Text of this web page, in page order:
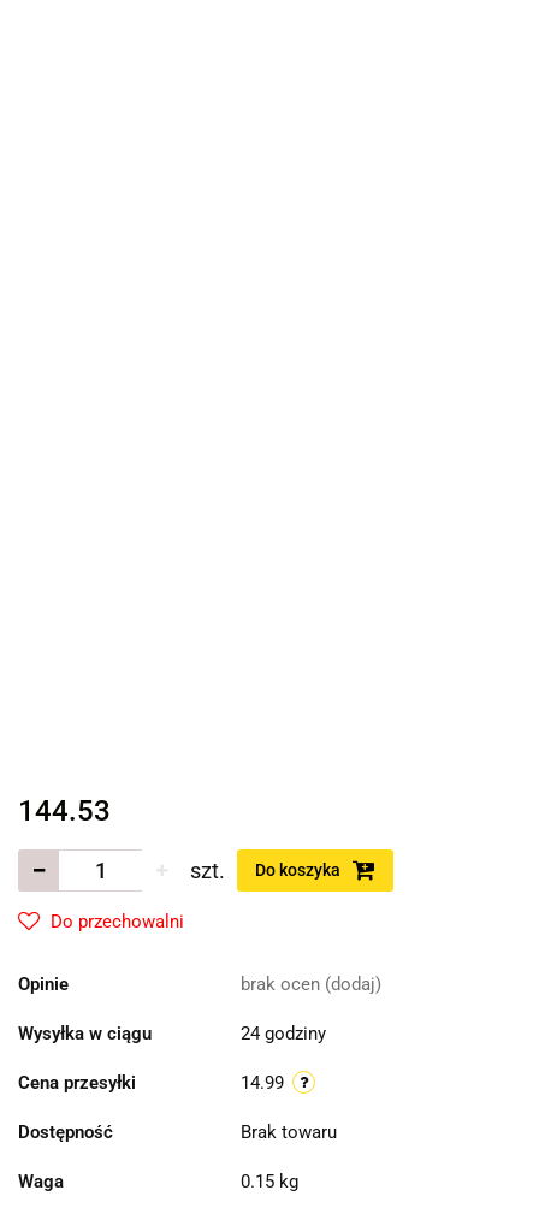
144.53
szt. Do koszyka
Do przechowalni
Opinie brak ocen (dodaj)
Wysyłka w ciągu 24 godziny
Cena przesyłki 14.99
Dostępność Brak towaru
Waga 0.15 kg